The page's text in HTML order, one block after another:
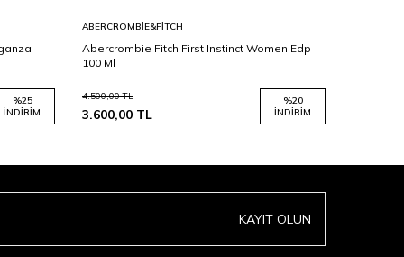
%25
İNDIRIM
ABERCROMBIE&FITCH
Abercrombie Fitch First Instinct Women Edp
100 Ml
4.500,00TL
3.600,00 TL
%20
İNDIRIM
KAYIT OLUN